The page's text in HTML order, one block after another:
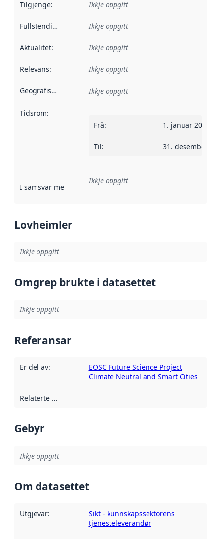
Tilgjenge: Ikkje oppgitt
Fullstendigheit Ikkje oppgitt
Aktualitet: Ikkje oppgitt
Relevans: Ikkje oppgitt
Geografisk område Ikkje oppgitt
Tidsrom:
Frå: 1. januar 2016
Til: 31. desember
I samsvar med Referanse til ei implementeringsregel eller
Ikkje oppgitt
Lovheimler
Ikkje oppgitt
Omgrep brukte i datasettet
Ikkje oppgitt
Referansar
Er del av:
EOSC Future Science Project
Climate Neutral and Smart Cities
Relaterte ressursar
Gebyr
Ikkje oppgitt
Om datasettet
Utgjevar:
Sikt - kunnskapssektorens
tjenesteleverandør